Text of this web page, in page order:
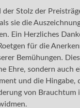
der Stolz der
sie die
Ein Herzliches
für die
Bemühungen.
Ehre, sondern auch
und die Hingabe,
von Brauchtum